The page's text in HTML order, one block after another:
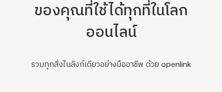
ของคุณที่ใช้ได้ทุกที่ในโลก
ออนไลน์
รวมทุกสิ่งในลิงก์เดียวอย่างมืออาชีพ ด้วย openlink